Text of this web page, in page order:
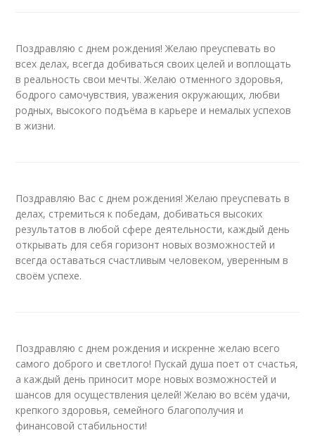
Поздравляю с днем рождения! Желаю преуспевать во
всех делах, всегда добиваться своих целей и воплощать
в реальность свои мечты. Желаю отменного здоровья,
бодрого самочувствия, уважения окружающих, любви
родных, высокого подъёма в карьере и немалых успехов
в жизни.
Поздравляю Вас с днем рождения! Желаю преуспевать в
делах, стремиться к победам, добиваться высоких
результатов в любой сфере деятельности, каждый день
открывать для себя горизонт новых возможностей и
всегда оставаться счастливым человеком, уверенным в
своём успехе.
Поздравляю с днем рождения и искренне желаю всего
самого доброго и светлого! Пускай душа поет от счастья,
а каждый день приносит море новых возможностей и
шансов для осуществления целей! Желаю во всём удачи,
крепкого здоровья, семейного благополучия и
финансовой стабильности!